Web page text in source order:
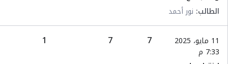
الطالب: نور أحمد
11 مايو، 2025
7:33 م
7
7
1